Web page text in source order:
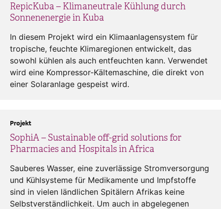
RepicKuba – Klimaneutrale Kühlung durch
Sonnenenergie in Kuba
In diesem Projekt wird ein Klimaanlagensystem für
tropische, feuchte Klimaregionen entwickelt, das
sowohl kühlen als auch entfeuchten kann. Verwendet
wird eine Kompressor-Kältemaschine, die direkt von
einer Solaranlage gespeist wird.
SophiA – Sustainable off-grid solutions for
Pharmacies and Hospitals in Africa
Projekt
Sauberes Wasser, eine zuverlässige Stromversorgung
und Kühlsysteme für Medikamente und Impfstoffe
sind in vielen ländlichen Spitälern Afrikas keine
Selbstverständlichkeit. Um auch in abgelegenen